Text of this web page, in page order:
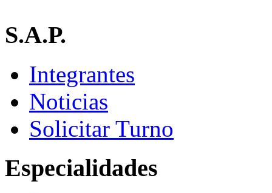
S.A.P.
Integrantes
Noticias
Solicitar Turno
Especialidades